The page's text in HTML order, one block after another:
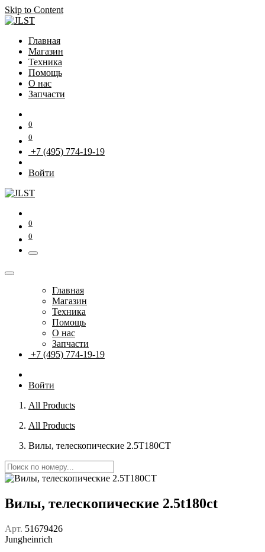
Skip to Content
Главная
Магазин
Техника
Помощь
О нас
Запчасти
0
0
+7 (495) 774-19-19
Войти
0
0
Главная
Магазин
Техника
Помощь
О нас
Запчасти
+7 (495) 774-19-19
Войти
All Products
All Products
Вилы, телескопические 2.5T180CT
Вилы, телескопические 2.5t180ct
Арт. 51679426
Jungheinrich